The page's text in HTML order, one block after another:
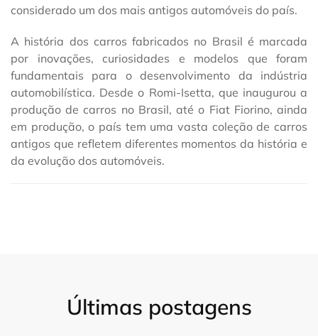
considerado um dos mais antigos automóveis do país.
A história dos carros fabricados no Brasil é marcada
por inovações, curiosidades e modelos que foram
fundamentais para o desenvolvimento da indústria
automobilística. Desde o Romi-Isetta, que inaugurou a
produção de carros no Brasil, até o Fiat Fiorino, ainda
em produção, o país tem uma vasta coleção de carros
antigos que refletem diferentes momentos da história e
da evolução dos automóveis.
Últimas postagens